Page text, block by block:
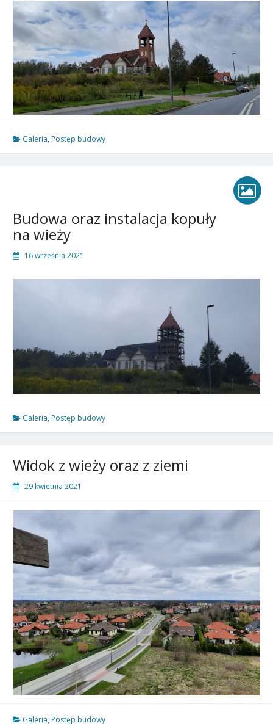
Galeria, Postęp budowy
Budowa oraz instalacja kopuły
na wieży
16 września 2021
Galeria, Postęp budowy
Widok z wieży oraz z ziemi
29 kwietnia 2021
Galeria, Postęp budowy